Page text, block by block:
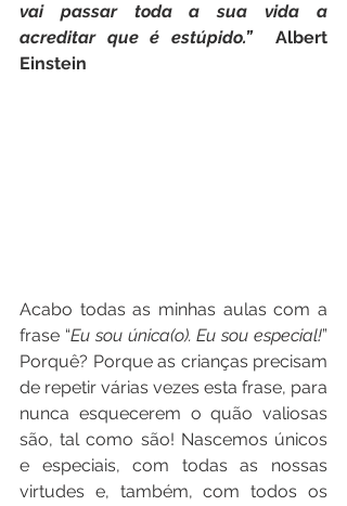
vai passar toda a sua vida a
acreditar que é estúpido.” Albert
Einstein
Acabo todas as minhas aulas com a
frase “Eu sou única(o). Eu sou especial!”
Porquê? Porque as crianças precisam
de repetir várias vezes esta frase, para
nunca esquecerem o quão valiosas
são, tal como são! Nascemos únicos
e especiais, com todas as nossas
virtudes e, também, com todos os